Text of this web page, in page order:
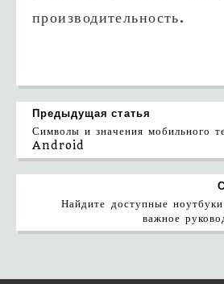
производительность.
Предыдущая статья
Символы и значения мобильного
Android
Найдите доступные
важное